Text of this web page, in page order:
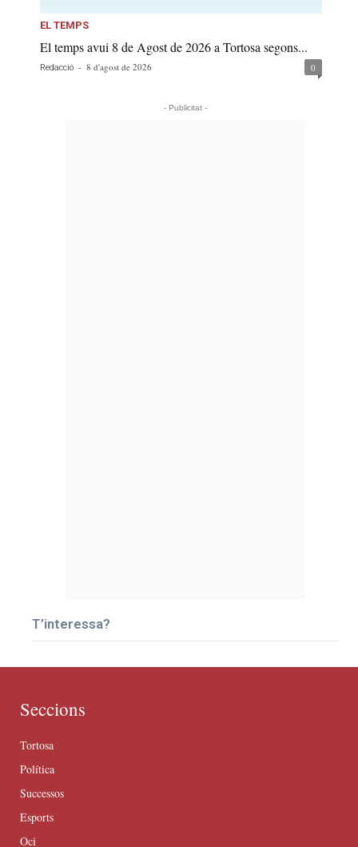
EL TEMPS
El temps avui 8 de Agost de 2026 a Tortosa segons...
Redacció - 8 d'agost de 2026 0
- Publicitat -
T’interessa?
Seccions
Tortosa
Política
Successos
Esports
Oci